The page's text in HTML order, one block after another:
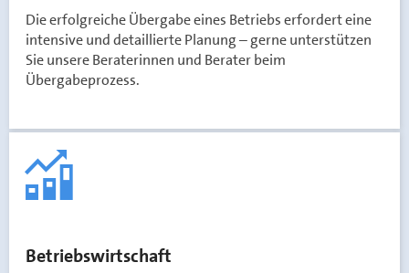
Die erfolgreiche Übergabe eines Betriebs erfordert eine
intensive und detaillierte Planung – gerne unterstützen
Sie unsere Beraterinnen und Berater beim
Übergabeprozess.
Betriebswirtschaft